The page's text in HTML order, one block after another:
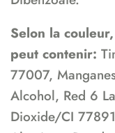
Selon la
peut contenir:
77007,
Alcohol, Red 6
Dioxide/CI